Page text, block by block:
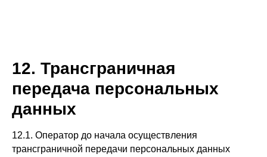
12. Трансграничная
передача персональных
данных
12.1. Оператор до начала осуществления
трансграничной передачи персональных данных